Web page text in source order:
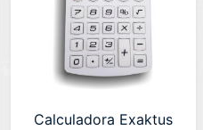
Calculadora Exaktus